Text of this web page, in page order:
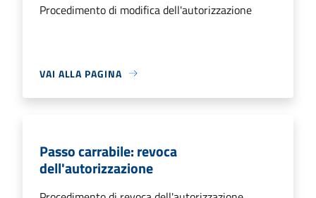
Procedimento di modifica dell'autorizzazione
VAI ALLA PAGINA
Passo carrabile: revoca
dell'autorizzazione